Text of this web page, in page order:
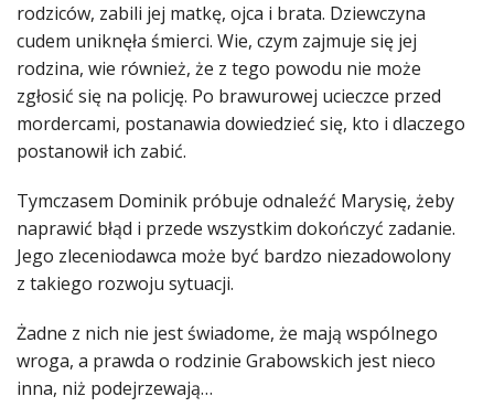
rodziców, zabili jej matkę, ojca i brata. Dziewczyna
cudem uniknęła śmierci. Wie, czym zajmuje się jej
rodzina, wie również, że z tego powodu nie może
zgłosić się na policję. Po brawurowej ucieczce przed
mordercami, postanawia dowiedzieć się, kto i dlaczego
postanowił ich zabić.
Tymczasem Dominik próbuje odnaleźć Marysię, żeby
naprawić błąd i przede wszystkim dokończyć zadanie.
Jego zleceniodawca może być bardzo niezadowolony
z takiego rozwoju sytuacji.
Żadne z nich nie jest świadome, że mają wspólnego
wroga, a prawda o rodzinie Grabowskich jest nieco
inna, niż podejrzewają…